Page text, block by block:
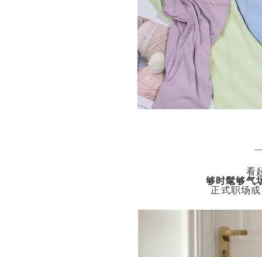
看
够时髦够气
正式职场